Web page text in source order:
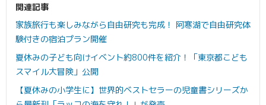
関連記事
家族旅行も楽しみながら自由研究も完成！ 阿寒湖で自由研究体
験付きの宿泊プラン開催
夏休みの子ども向けイベント約800件を紹介！「東京都こども
スマイル大冒険」公開
【夏休みの小学生に】世界的ベストセラーの児童書シリーズか